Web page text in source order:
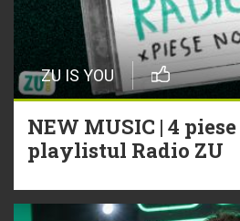
ZU IS YOU
NEW MUSIC | 4
playlistul Radio ZU